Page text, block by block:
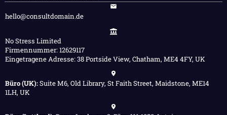
hello@consultdomain.de
No Stress Limited
Firmennummer: 12629117
Eingetragene Adresse: 38 Portside View, Chatham, ME4 4FY, UK
Büro (UK):Suite M6, Old Library, St Faith Street, Maidstone, ME14
1LH, UK